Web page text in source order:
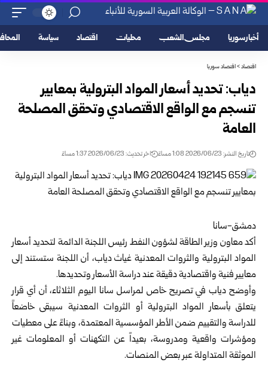
أخبار سوريا مجلس الشعب محليات اقتصاد سياسة
اقتصاد>اقتصاد سوريا
دياب: تحديد أسعار المواد البترولية بمعايير
تنسجم مع الواقع الاقتصادي ‏وتحقق المصلحة
العامة
تاريخ النشر: 2026/06/23 1:08 مساءً اخر تحديث: 2026/06/23 1:37 مساءً
دمشق-سانا
أكد معاون وزير الطاقة لشؤون النفط رئيس اللجنة الدائمة لتحديد أسعار
‏المواد البترولية والثروات المعدنية غياث دياب، أن اللجنة ستستند إلى
معايير ‏فنية واقتصادية دقيقة عند دراسة الأسعار وتحديدها.‏
وأوضح دياب في تصريح خاص لمراسل سانا اليوم الثلاثاء، أن أي قرار
‏يتعلق بأسعار المواد البترولية أو الثروات المعدنية سيبقى خاضعاً
للدراسة ‏والتقييم ضمن الأطر المؤسسية المعتمدة، وبناءً على معطيات
ومؤشرات ‏واقعية ومدروسة، بعيداً عن التكهنات أو المعلومات غير
الموثقة المتداولة ‏عبر بعض المنصات.‏